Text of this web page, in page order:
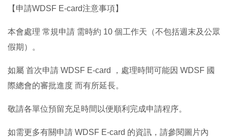
【申請WDSF E-card注意事項】
本會處理 常規申請 需時約 10 個工作天（不包括週末及公眾
假期）。
如屬 首次申請 WDSF E-card ，處理時間可能因 WDSF 國
際總會的審批進度 而有所延長。
敬請各單位預留充足時間以便順利完成申請程序。
如需更多有關申請 WDSF E-card 的資訊，請參閱圖片內